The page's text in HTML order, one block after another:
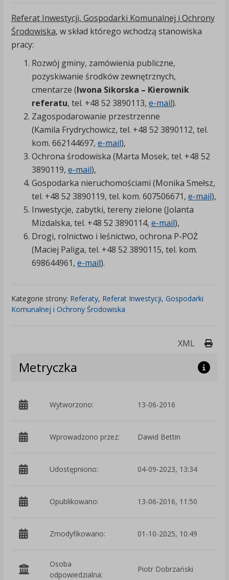
Referat Inwestycji, Gospodarki Komunalnej i Ochrony
Środowiska, w skład którego wchodzą stanowiska
pracy:
Rozwój gminy, zamówienia publiczne,
pozyskiwanie środków zewnętrznych,
cmentarze (Iwona Sikorska – Kierownik
referatu, tel. +48 52 3890113, e-mail).
Zagospodarowanie przestrzenne
(Kamila Frydrychowicz, tel. +48 52 3890112, tel.
kom. 662144697, e-mail),
Ochrona środowiska (Marta Mosek, tel. +48 52
3890119, e-mail),
Gospodarka nieruchomościami (Monika Smełsz,
tel. +48 52 3890119, tel. kom. 607506671, e-mail),
Inwestycje, zabytki, tereny zielone (Jolanta
Mizdalska, tel. +48 52 3890114, e-mail),
Drogi, rolnictwo i leśnictwo, ochrona P-POŻ
(Maciej Paliga, tel. +48 52 3890115, tel. kom.
698644961, e-mail).
Kategorie strony: Referaty, Referat Inwestycji, Gospodarki
Komunalnej i Ochrony Środowiska
XML
Metryczka
Wytworzono: 13-06-2016
Wprowadzono przez: Dawid Bettin
Udostępniono: 04-09-2023, 13:34
Opublikowano: 13-06-2016, 11:50
Zmodyfikowano: 01-10-2025, 10:49
Osoba
odpowiedzialna:
Piotr Dobrzański